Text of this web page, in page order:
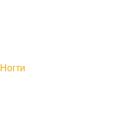
Ногти